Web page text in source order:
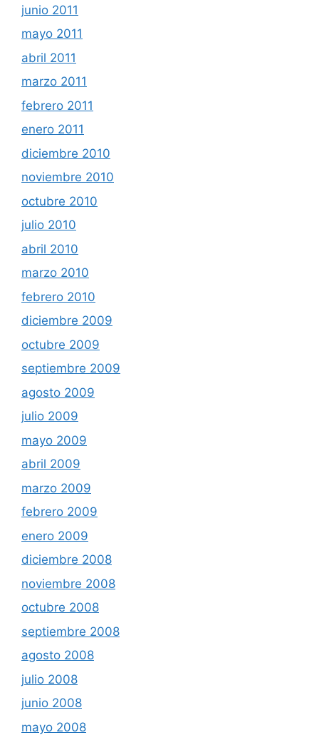
junio 2011
mayo 2011
abril 2011
marzo 2011
febrero 2011
enero 2011
diciembre 2010
noviembre 2010
octubre 2010
julio 2010
abril 2010
marzo 2010
febrero 2010
diciembre 2009
octubre 2009
septiembre 2009
agosto 2009
julio 2009
mayo 2009
abril 2009
marzo 2009
febrero 2009
enero 2009
diciembre 2008
noviembre 2008
octubre 2008
septiembre 2008
agosto 2008
julio 2008
junio 2008
mayo 2008